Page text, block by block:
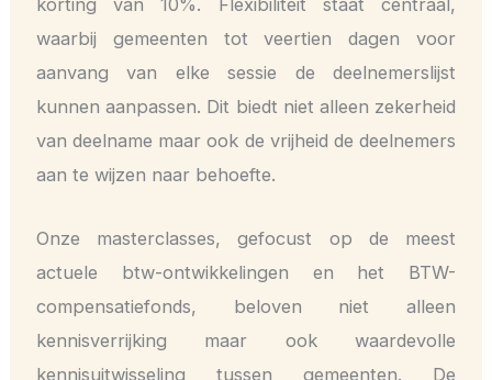
korting van 10%. Flexibiliteit staat centraal,
waarbij gemeenten tot veertien dagen voor
aanvang van elke sessie de deelnemerslijst
kunnen aanpassen. Dit biedt niet alleen zekerheid
van deelname maar ook de vrijheid de deelnemers
aan te wijzen naar behoefte.
Onze masterclasses, gefocust op de meest
actuele btw-ontwikkelingen en het BTW-
compensatiefonds, beloven niet alleen
kennisverrijking maar ook waardevolle
kennisuitwisseling tussen gemeenten. De